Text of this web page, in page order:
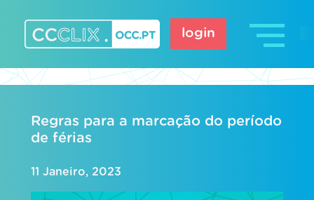
content
login
Regras para a marcação do período
de férias
11 Janeiro, 2023